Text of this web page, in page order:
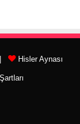
| Hisler Aynası